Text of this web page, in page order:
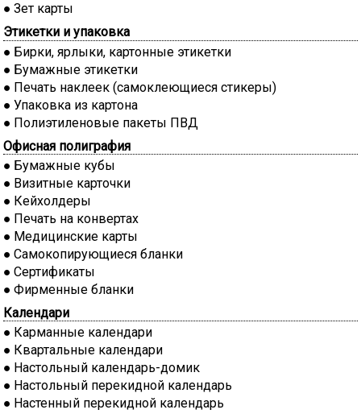
Зет карты
Этикетки и упаковка
Бирки, ярлыки, картонные этикетки
Бумажные этикетки
Печать наклеек (самоклеющиеся стикеры)
Упаковка из картона
Полиэтиленовые пакеты ПВД
Офисная полиграфия
Бумажные кубы
Визитные карточки
Кейхолдеры
Печать на конвертах
Медицинские карты
Самокопирующиеся бланки
Сертификаты
Фирменные бланки
Календари
Карманные календари
Квартальные календари
Настольный календарь-домик
Настольный перекидной календарь
Настенный перекидной календарь